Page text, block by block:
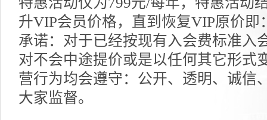
升VIP会员价格，直到恢复VIP原价即
承诺：对于已经按现有入会费标准入
对不会中途提价或是以任何其它形式
营行为均会遵守：公开、透明、诚信
大家监督。